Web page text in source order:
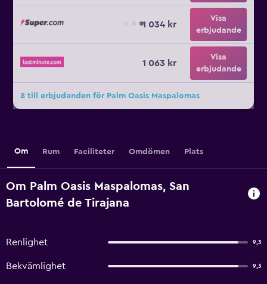
1 034 kr
Visa
erbjudande
1 063 kr
Visa
erbjudande
8 till erbjudanden för Palm Oasis Maspalomas
Om Rum Faciliteter Omdömen Plats
Om Palm Oasis Maspalomas, San
Bartolomé de Tirajana
Renlighet 9,3
Bekvämlighet 9,3